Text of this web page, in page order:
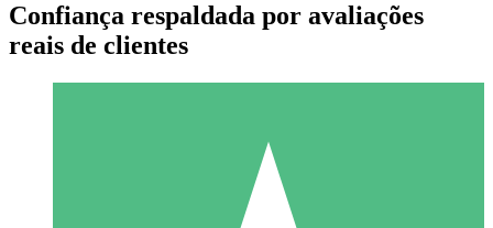
Pacotes de Créditos Individuais
Confiança respaldada por avaliações
reais de clientes